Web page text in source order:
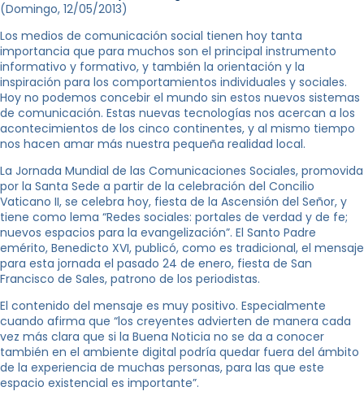
(Domingo, 12/05/2013)
Los medios de comunicación social tienen hoy tanta
importancia que para muchos son el principal instrumento
informativo y formativo, y también la orientación y la
inspiración para los comportamientos individuales y sociales.
Hoy no podemos concebir el mundo sin estos nuevos sistemas
de comunicación. Estas nuevas tecnologías nos acercan a los
acontecimientos de los cinco continentes, y al mismo tiempo
nos hacen amar más nuestra pequeña realidad local.
La Jornada Mundial de las Comunicaciones Sociales, promovida
por la Santa Sede a partir de la celebración del Concilio
Vaticano II, se celebra hoy, fiesta de la Ascensión del Señor, y
tiene como lema “Redes sociales: portales de verdad y de fe;
nuevos espacios para la evangelización”. El Santo Padre
emérito, Benedicto XVI, publicó, como es tradicional, el mensaje
para esta jornada el pasado 24 de enero, fiesta de San
Francisco de Sales, patrono de los periodistas.
El contenido del mensaje es muy positivo. Especialmente
cuando afirma que “los creyentes advierten de manera cada
vez más clara que si la Buena Noticia no se da a conocer
también en el ambiente digital podría quedar fuera del ámbito
de la experiencia de muchas personas, para las que este
espacio existencial es importante”.